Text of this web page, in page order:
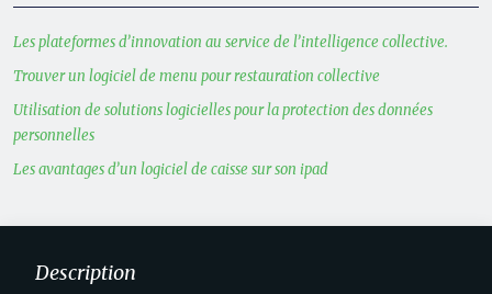
Les plateformes d’innovation au service de l’intelligence collective.
Trouver un logiciel de menu pour restauration collective
Utilisation de solutions logicielles pour la protection des données
personnelles
Les avantages d’un logiciel de caisse sur son ipad
Description